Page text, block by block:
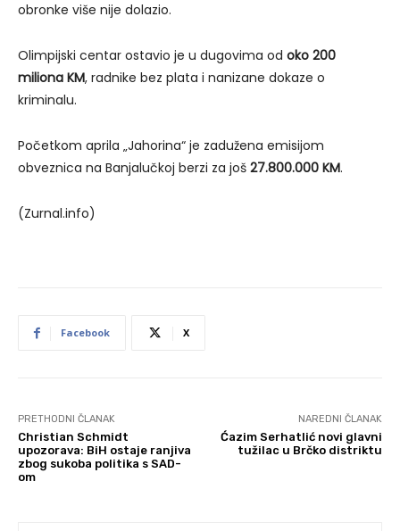
obronke više nije dolazio.
Olimpijski centar ostavio je u dugovima od oko 200
miliona KM, radnike bez plata i nanizane dokaze o
kriminalu.
Početkom aprila „Jahorina“ je zadužena emisijom
obveznica na Banjalučkoj berzi za još 27.800.000 KM.
(Zurnal.info)
Facebook X
PRETHODNI ČLANAK
Christian Schmidt
upozorava: BiH ostaje ranjiva
zbog sukoba politika s SAD-
om
NAREDNI ČLANAK
Ćazim Serhatlić novi glavni
tužilac u Brčko distriktu